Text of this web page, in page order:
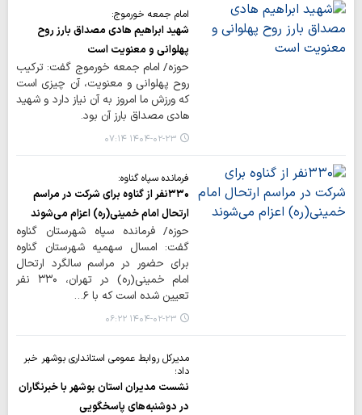
امام جمعه خورموج:
شهید ابراهیم هادی مصداق بارز روح
پهلوانی و معنویت است
حوزه/ امام جمعه خورموج گفت: ترکیب
روح پهلوانی و معنویت، آن چیزی است
که ورزش ما امروز به آن نیاز دارد و شهید
هادی مصداق بارز آن بود.
۱۴۰۴-۰۲-۲۳ ۰۷:۱۴
فرمانده سپاه گناوه:
۳۳۰نفر از گناوه برای شرکت در مراسم
ارتحال امام خمینی(ره) اعزام می‌شوند
حوزه/ فرمانده سپاه شهرستان گناوه
گفت: امسال سهمیه شهرستان گناوه
برای حضور در مراسم سالگرد ارتحال
امام خمینی(ره) در تهران، ۳۳۰ نفر
تعیین شده است که با ۶…
۱۴۰۴-۰۲-۲۳ ۰۶:۲۲
مدیرکل روابط عمومی استانداری بوشهر خبر
داد؛
نشست مدیران استان بوشهر با خبرنگاران
در دوشنبه‌های پاسخگویی